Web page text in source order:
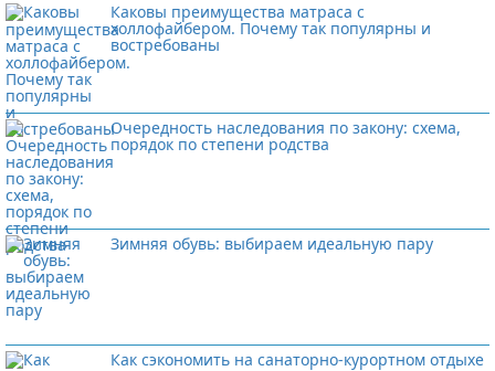
Каковы преимущества матраса с
холлофайбером. Почему так популярны и
востребованы
Очередность наследования по закону: схема,
порядок по степени родства
Зимняя обувь: выбираем идеальную пару
Как сэкономить на санаторно-курортном отдыхе